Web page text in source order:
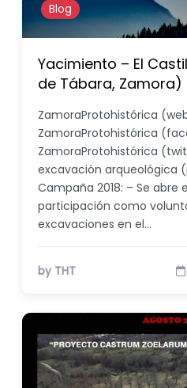
Blog
Yacimiento – El
de Tábara, Zamora)
ZamoraProtohistórica
ZamoraProtohistórica
ZamoraProtohistórica
excavación arqueológica
Campaña 2018: – Se abre
participación como
excavaciones en el…
by THT